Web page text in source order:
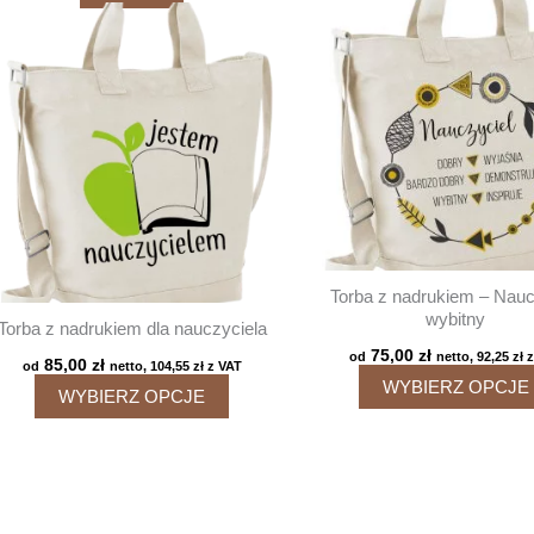
z nadrukiem dla nauczyciela
od 85,00 zł netto, 104,55 złz VAT
WYBIERZ OPCJE
Torba z nadrukiem –
wybitny
od 75,00zł netto,92,25zł
WYBIERZ OPCJE